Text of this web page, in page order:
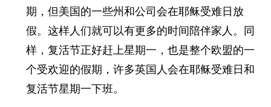
期，但美国的一些州和公司会在耶稣受难日放
假。 这样人们就可以有更多的时间陪伴家人。
同
样，复活节正好赶上星期一，也是整个欧盟的一
个受欢迎的假期，许多英国人会在耶稣受难日和
复活节星期一下班。